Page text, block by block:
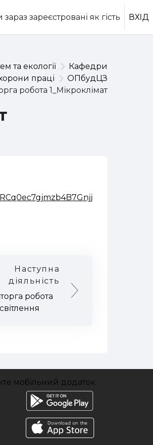
зараз зареєстровані як гість ВХІД
та екології
Кафедри
праці
ОПбудЦЗ
робота 1_Мікроклімат
Наступна
діяльність
робота
мобільний додаток